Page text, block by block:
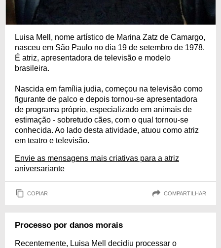
Luisa Mell, nome artístico de Marina Zatz de Camargo,
nasceu em São Paulo no dia 19 de setembro de 1978.
É atriz, apresentadora de televisão e modelo
brasileira.
Nascida em família judia, começou na televisão como
figurante de palco e depois tornou-se apresentadora
de programa próprio, especializado em animais de
estimação - sobretudo cães, com o qual tornou-se
conhecida. Ao lado desta atividade, atuou como atriz
em teatro e televisão.
Envie as mensagens mais criativas para a atriz
aniversariante
COPIAR COMPARTILHAR
Processo por danos morais
Recentemente, Luisa Mell decidiu processar o